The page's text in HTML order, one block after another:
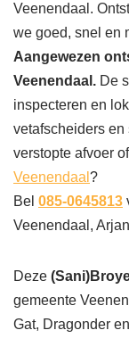
Veenendaal.
we goed, snel en
Aangewezen
Veenendaal. De
inspecteren en
vetafscheiders en
verstopte afvoer
Veenendaal ?
Bel 085-0645813
Veenendaal,
Deze
gemeente
Gat, Dragonder